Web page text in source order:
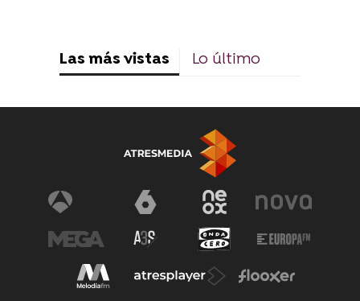
Las más vistas Lo último